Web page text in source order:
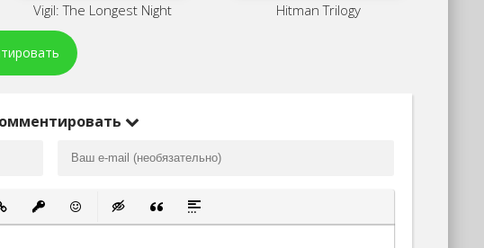
Vigil: The Longest Night Hitman Trilogy
список
ссылку
Вставить защищенную ссылку
Вставить смайлик
Вставка скрытого текста
Вставка цитаты
Вставка спойлера